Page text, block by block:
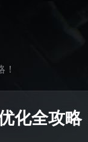
化全攻略